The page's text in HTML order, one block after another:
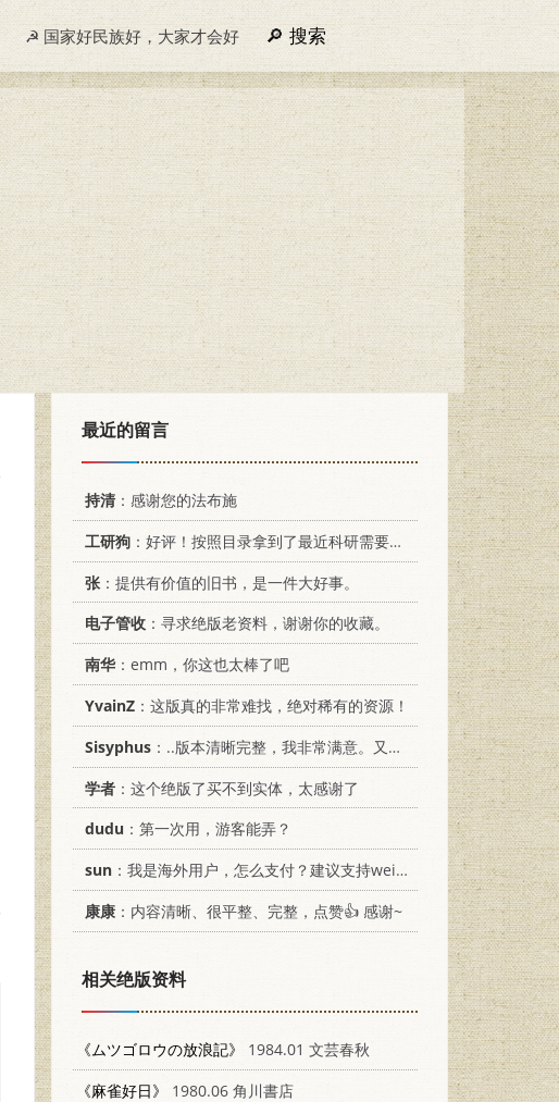
☭ 国家好民族好，大家才会好 搜索
最近的留言
持清：感谢您的法布施
工研狗 ：好评！按照目录拿到了最近科研需要的材料！
张 ：提供有价值的旧书，是一件大好事。
电子管收 ：寻求绝版老资料，谢谢你的收藏。
南华：emm，你这也太棒了吧
YvainZ ：这版真的非常难找，绝对稀有的资源！
Sisyphus ：..版本清晰完整，我非常满意。又及，这本《话语的真相》...
学者 ：这个绝版了买不到实体，太感谢了
dudu ：第一次用，游客能弄？
sun ：我是海外用户，怎么支付？建议支持weixin支付
康康 ：内容清晰、很平整、完整，点赞👍 感谢~
相关绝版资料
《ムツゴロウの放浪記》
1984.01 文芸春秋
《麻雀好日》
1980.06 角川書店